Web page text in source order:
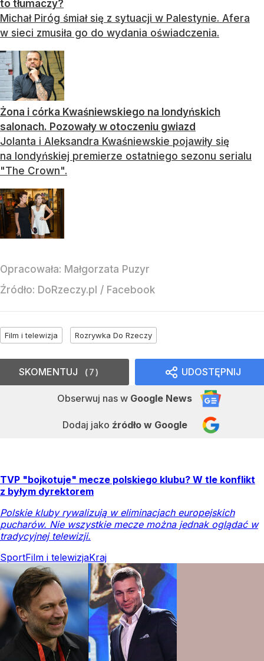
to tłumaczy?
Michał Piróg śmiał się z sytuacji w Palestynie. Afera
w sieci zmusiła go do wydania oświadczenia.
Żona i córka Kwaśniewskiego na londyńskich
salonach. Pozowały w otoczeniu gwiazd
Jolanta i Aleksandra Kwaśniewskie pojawiły się
na londyńskiej premierze ostatniego sezonu serialu
"The Crown".
Opracowała: Małgorzata Puzyr
Źródło: DoRzeczy.pl / Facebook
Film i telewizja Rozrywka Do Rzeczy
UDOSTĘPNIJ
Obserwuj nas w Google News
Dodaj jako źródło w Google
SKOMENTUJ 7
TVP "bojkotuje" mecze polskiego klubu? W tle konflikt
z byłym dyrektorem
Polskie kluby rywalizują w eliminacjach europejskich
pucharów. Nie wszystkie mecze można jednak oglądać w
tradycyjnej telewizji.
SportFilm i telewizjaKraj